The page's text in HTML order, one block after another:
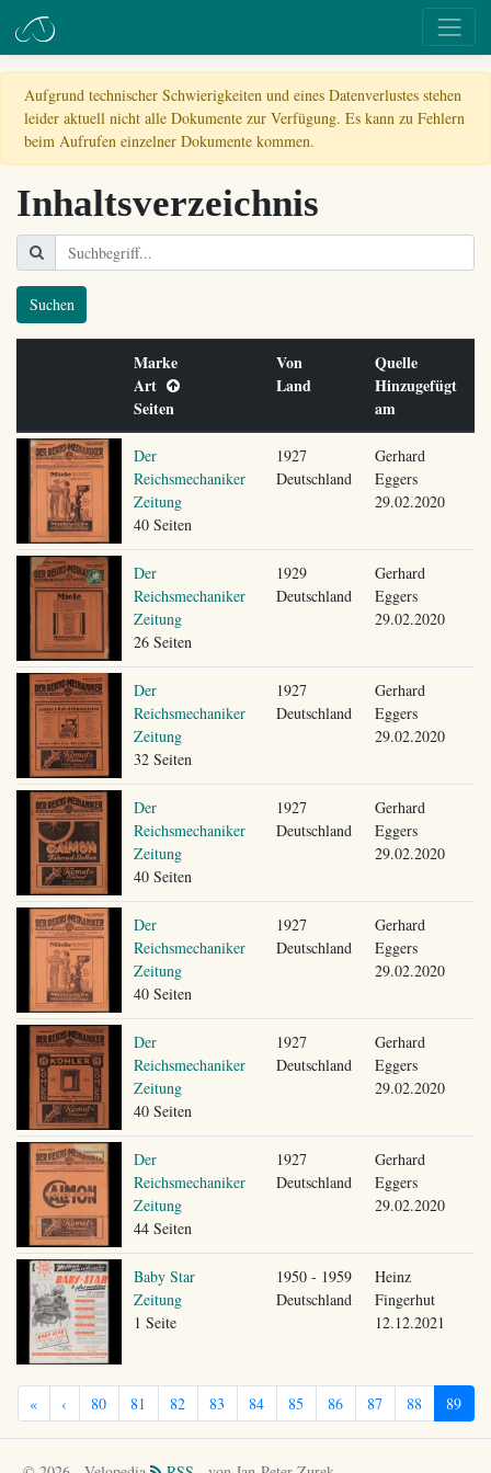
Aufgrund technischer Schwierigkeiten und eines Datenverlustes stehen
leider aktuell nicht alle Dokumente zur Verfügung. Es kann zu Fehlern
beim Aufrufen einzelner Dokumente kommen.
Inhaltsverzeichnis
Suchen
Marke
Art
Seiten
Von
Land
Quelle
Hinzugefügt
am
Der
Reichsmechaniker
Zeitung
40 Seiten
1927
Deutschland
Gerhard
Eggers
29.02.2020
Der
Reichsmechaniker
Zeitung
26 Seiten
1929
Deutschland
Gerhard
Eggers
29.02.2020
Der
Reichsmechaniker
Zeitung
32 Seiten
1927
Deutschland
Gerhard
Eggers
29.02.2020
Der
Reichsmechaniker
Zeitung
40 Seiten
1927
Deutschland
Gerhard
Eggers
29.02.2020
Der
Reichsmechaniker
Zeitung
40 Seiten
1927
Deutschland
Gerhard
Eggers
29.02.2020
Der
Reichsmechaniker
Zeitung
40 Seiten
1927
Deutschland
Gerhard
Eggers
29.02.2020
Der
Reichsmechaniker
Zeitung
44 Seiten
1927
Deutschland
Gerhard
Eggers
29.02.2020
Baby Star
Zeitung
1 Seite
1950 - 1959
Deutschland
Heinz
Fingerhut
12.12.2021
« ‹ 80 81 82 83 84 85 86 87 88 89